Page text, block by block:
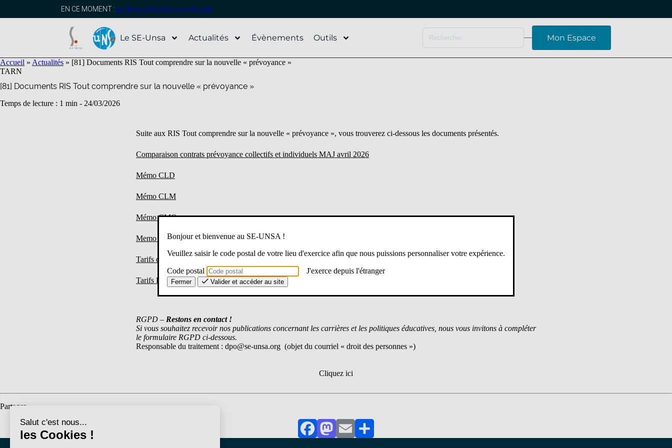
EN CE MOMENT : profitez de l’adhésion anticipée
Le SE-Unsa Actualités Évènements Outils Mon Espace
Accueil » Actualités » [81] Documents RIS Tout comprendre sur la nouvelle « prévoyance »
TARN
[81] Documents RIS Tout comprendre sur la nouvelle « prévoyance »
Temps de lecture : 1 min - 24/03/2026
Suite aux RIS Tout comprendre sur la nouvelle « prévoyance », vous trouverez ci-dessous les documents présentés.
Comparaison contrats prévoyance collectifs et individuels MAJ avril 2026
Mémo CLD
Mémo CLM
Mémo CMO
Memo Prevoyance Unsa Educ
Tarifs dépendance 2026
Tarifs Frais d’obsèques 2026
RGPD – Restons en contact !
Si vous souhaitez recevoir nos publications concernant les carrières et les politiques éducatives, nous vous invitons à compléter
le formulaire RGPD ci-dessous.
Responsable du traitement : dpo@se-unsa.org (objet du courriel « droit des personnes »)
Cliquez ici
Partager
FacebookMastodon
EmailPartager
Bonjour et bienvenue au SE-UNSA !
Veuillez saisir le code postal de votre lieu d'exercice afin que nous puissions personnaliser votre expérience.
Code postal J'exerce depuis l'étranger
Fermer Valider et accéder au site